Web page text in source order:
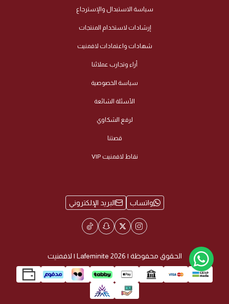
سياسة الاستبدال والإسترجاع
إرشادات لاستخدام المنتجات
شهادات واعتمادات لافمنيت
أراء وتجارب عملائنا
سياسة الخصوصية
الأسئلة الشائعة
لرفع الشكاوي
قصتنا
نقاط لافمنيت VIP
واتساب البريد الإلكتروني
الحقوق محفوظة | 2026 Lafeminite | لافمنيت